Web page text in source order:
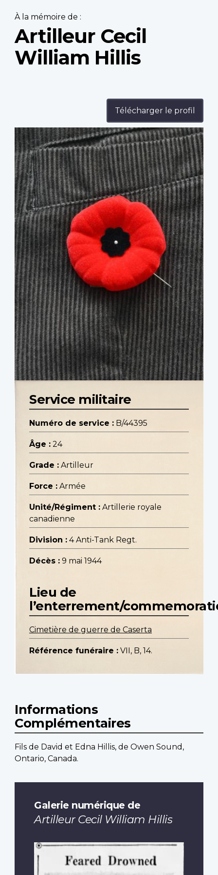
À la mémoire de :
Artilleur Cecil
William Hillis
Télécharger le profil
Profile
image
Service militaire
Numéro de service : B/44395
Âge : 24
Grade : Artilleur
Force : Armée
Unité/Régiment : Artillerie royale
canadienne
Division : 4 Anti-Tank Regt.
Décès : 9 mai 1944
Lieu de
l’enterrement/
Cimetière de guerre de Caserta
Référence funéraire : VII, B, 14.
Informations
Complémentaires
Fils de David et Edna Hillis, de Owen Sound,
Ontario, Canada.
Galerie numérique de
Artilleur Cecil William Hillis